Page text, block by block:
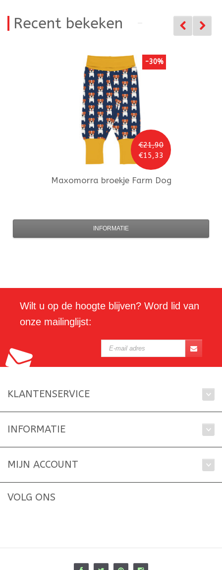
Recent bekeken
€21,90
€15,33
-30%
Maxomorra broekje Farm Dog
INFORMATIE
Wilt u op de hoogte blijven? Word lid van
onze mailinglijst:
KLANTENSERVICE
INFORMATIE
MIJN ACCOUNT
VOLG ONS